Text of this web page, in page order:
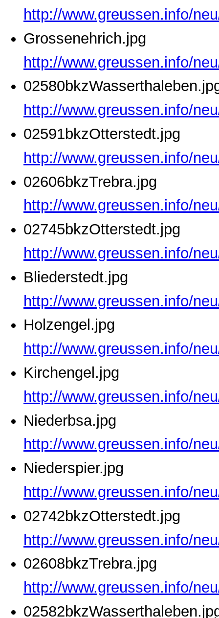
http://www.greussen.info/
Grossenehrich.jpg
http://www.greussen.info/
http://www.greussen.info/
02591bkzOtterstedt.jpg
http://www.greussen.info/
02606bkzTrebra.jpg
http://www.greussen.info/
02745bkzOtterstedt.jpg
http://www.greussen.info/
Bliederstedt.jpg
http://www.greussen.info/
Holzengel.jpg
http://www.greussen.info/
Kirchengel.jpg
http://www.greussen.info/
Niederbsa.jpg
http://www.greussen.info/
Niederspier.jpg
http://www.greussen.info/
02742bkzOtterstedt.jpg
http://www.greussen.info/
02608bkzTrebra.jpg
http://www.greussen.info/